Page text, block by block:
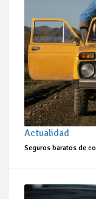
Actualidad
Seguros baratos de